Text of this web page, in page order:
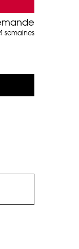
semaines